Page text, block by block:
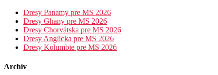
Dresy Panamy pre MS 2026
Dresy Ghany pre MS 2026
Dresy Chorvátska pre MS 2026
Dresy Anglicka pre MS 2026
Dresy Kolumbie pre MS 2026
Archív